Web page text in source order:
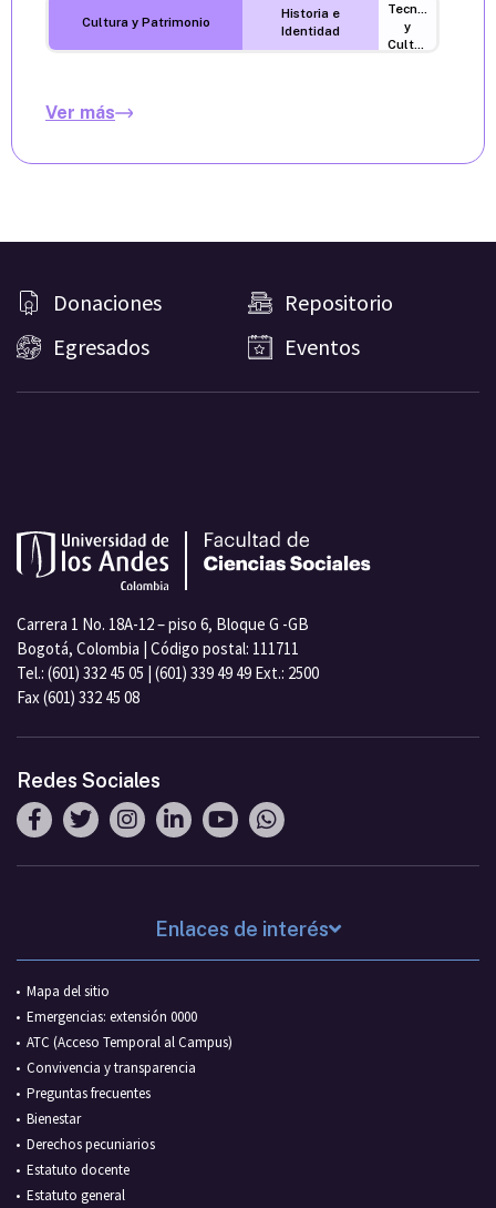
Cultura y Patrimonio
Historia e
Identidad
Tecnología
y
Cultura
Ver más
Donaciones
Repositorio
Egresados
Eventos
Carrera 1 No. 18A-12 – piso 6, Bloque G -GB
Bogotá, Colombia | Código postal: 111711
Tel.: (601) 332 45 05 | (601) 339 49 49 Ext.: 2500
Fax (601) 332 45 08
Redes Sociales
Enlaces de interés
Mapa del sitio
Emergencias: extensión 0000
ATC (Acceso Temporal al Campus)
Convivencia y transparencia
Preguntas frecuentes
Bienestar
Derechos pecuniarios
Estatuto docente
Estatuto general